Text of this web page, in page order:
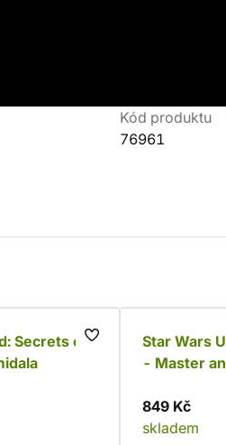
Deckbuilding
Správa karet v
Kód produktu
76961
Secrets of
Star Wars
- Master
849 Kč
skladem